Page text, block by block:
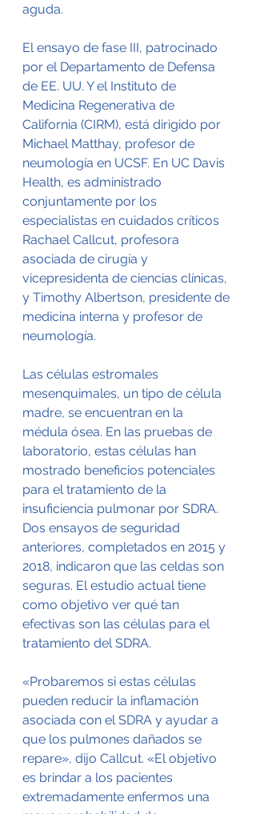
aguda.
El ensayo de fase III, patrocinado
por el Departamento de Defensa
de EE. UU. Y el Instituto de
Medicina Regenerativa de
California (CIRM), está dirigido por
Michael Matthay, profesor de
neumología en UCSF. En UC Davis
Health, es administrado
conjuntamente por los
especialistas en cuidados críticos
Rachael Callcut, profesora
asociada de cirugía y
vicepresidenta de ciencias clínicas,
y Timothy Albertson, presidente de
medicina interna y profesor de
neumología.
Las células estromales
mesenquimales, un tipo de célula
madre, se encuentran en la
médula ósea. En las pruebas de
laboratorio, estas células han
mostrado beneficios potenciales
para el tratamiento de la
insuficiencia pulmonar por SDRA.
Dos ensayos de seguridad
anteriores, completados en 2015 y
2018, indicaron que las celdas son
seguras. El estudio actual tiene
como objetivo ver qué tan
efectivas son las células para el
tratamiento del SDRA.
«Probaremos si estas células
pueden reducir la inflamación
asociada con el SDRA y ayudar a
que los pulmones dañados se
repare», dijo Callcut. «El objetivo
es brindar a los pacientes
extremadamente enfermos una